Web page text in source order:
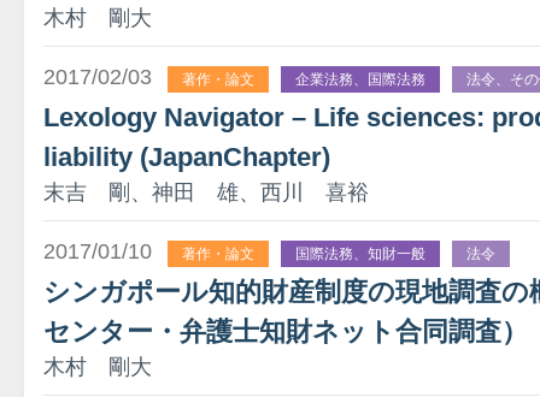
木村 剛大
2017/02/03 著作・論文 企業法務、国際法務 法令、そ
Lexology Navigator – Life sciences:
liability (JapanChapter)
末吉 剛、神田 雄、西川 喜裕
2017/01/10 著作・論文 国際法務、知財一般 法令
シンガポール知的財産制度の現地調査の
センター・弁護士知財ネット合同調査）
木村 剛大